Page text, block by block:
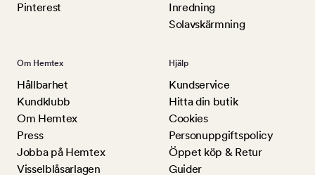
Pinterest
Inredning
Solavskärmning
Om Hemtex
Hållbarhet
Kundklubb
Om Hemtex
Press
Jobba på Hemtex
Visselblåsarlagen
Hjälp
Kundservice
Hitta din butik
Cookies
Personuppgiftspolicy
Öppet köp & Retur
Guider